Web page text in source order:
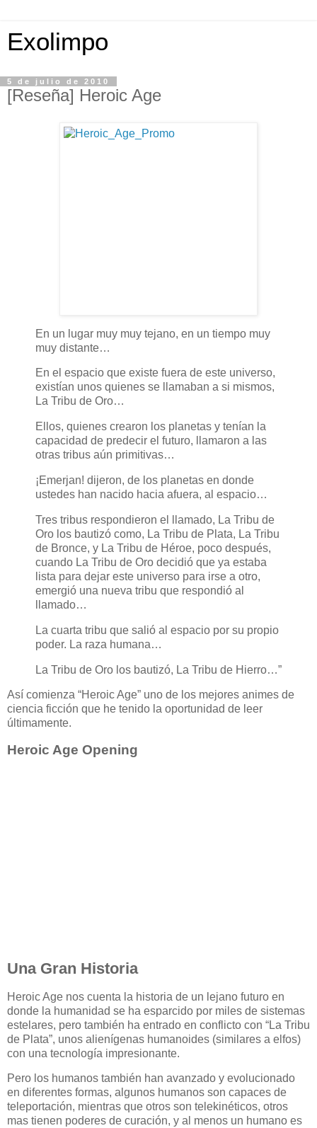
Exolimpo
5 de julio de 2010
[Reseña] Heroic Age
En un lugar muy muy tejano, en un tiempo muy
muy distante…
En el espacio que existe fuera de este universo,
existían unos quienes se llamaban a si mismos,
La Tribu de Oro…
Ellos, quienes crearon los planetas y tenían la
capacidad de predecir el futuro, llamaron a las
otras tribus aún primitivas…
¡Emerjan! dijeron, de los planetas en donde
ustedes han nacido hacia afuera, al espacio…
Tres tribus respondieron el llamado, La Tribu de
Oro los bautizó como, La Tribu de Plata, La Tribu
de Bronce, y La Tribu de Héroe, poco después,
cuando La Tribu de Oro decidió que ya estaba
lista para dejar este universo para irse a otro,
emergió una nueva tribu que respondió al
llamado…
La cuarta tribu que salió al espacio por su propio
poder. La raza humana…
La Tribu de Oro los bautizó, La Tribu de Hierro…”
Así comienza “Heroic Age” uno de los mejores animes de
ciencia ficción que he tenido la oportunidad de leer
últimamente.
Heroic Age Opening
Una Gran Historia
Heroic Age nos cuenta la historia de un lejano futuro en
donde la humanidad se ha esparcido por miles de sistemas
estelares, pero también ha entrado en conflicto con “La Tribu
de Plata”, unos alienígenas humanoides (similares a elfos)
con una tecnología impresionante.
Pero los humanos también han avanzado y evolucionado
en diferentes formas, algunos humanos son capaces de
teleportación, mientras que otros son telekinéticos, otros
mas tienen poderes de curación, y al menos un humano es